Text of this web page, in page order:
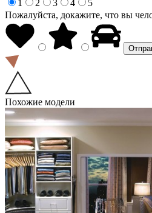
1
2 3 4
5
Пожалуйста, докажите, что вы
Похожие модели